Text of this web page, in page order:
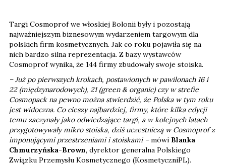
Targi Cosmoprof we włoskiej Bolonii były i pozostają
najważniejszym biznesowym wydarzeniem targowym dla
polskich firm kosmetycznych. Jak co roku pojawiła się na
nich bardzo silna reprezentacja. Z bazy wystawców
Cosmoprof wynika, że 144 firmy zbudowały swoje stoiska.
– Już po pierwszych krokach, postawionych w pawilonach 16 i
22 (międzynarodowych), 21 (green & organic) czy w strefie
Cosmopack na pewno można stwierdzić, że Polska w tym roku
jest widoczna. Co cieszy najbardziej, firmy, które kilka edycji
temu zaczynały jako odwiedzające targi, a w kolejnych latach
przygotowywały mikro stoiska, dziś uczestniczą w Cosmoprof z
imponującymi przestrzeniami i stoiskami –mówi Blanka
Chmurzyńska-Brown, dyrektor generalna Polskiego
Związku Przemysłu Kosmetycznego (KosmetyczniPL).